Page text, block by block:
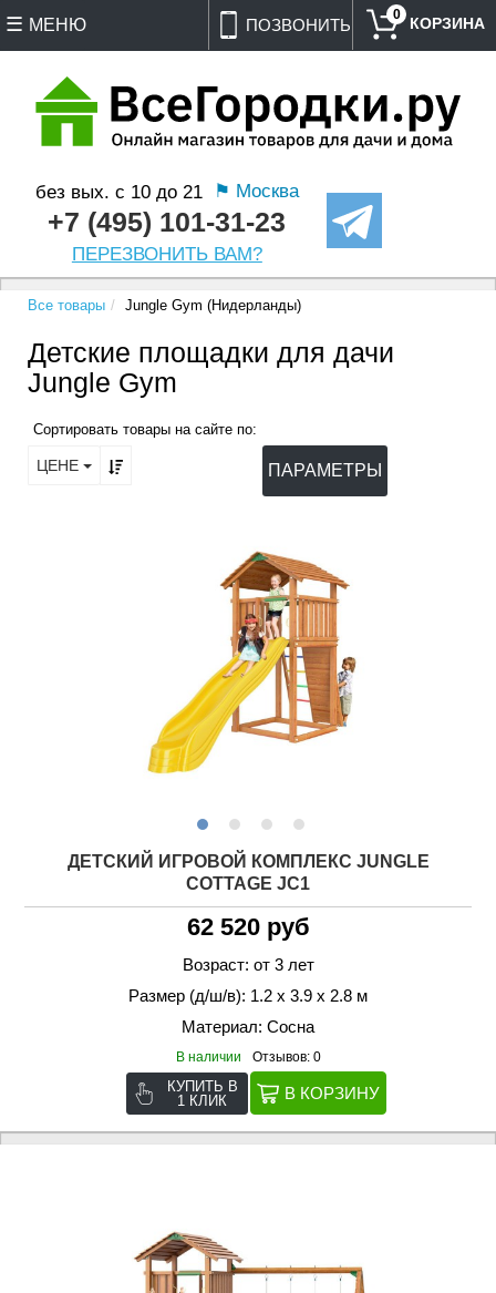
ПОЗВОНИТЬ
без вых. с 10 до 21 ⚑ Москва
+7 (495) 101-31-23
ПЕРЕЗВОНИТЬ ВАМ?
0
МЕНЮ
Все товары Jungle Gym (Нидерланды)
Детские площадки для дачи
Jungle Gym
Сортировать товары на сайте по:
ЦЕНЕ ПАРАМЕТРЫ
ДЕТСКИЙ ИГРОВОЙ КОМПЛЕКС JUNGLE
COTTAGE JC1
62 520 руб
Возраст: от 3 лет
Размер (д/ш/в): 1.2 х 3.9 х 2.8 м
Материал: Сосна
В наличии Отзывов: 0
КУПИТЬ В
1 КЛИК